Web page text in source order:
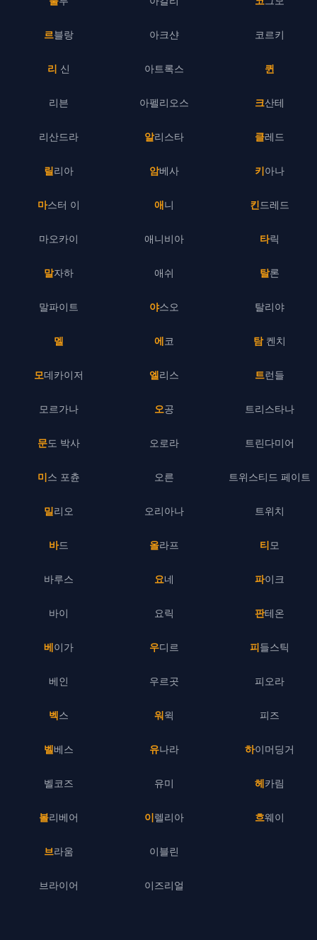
르블랑
리 신
리븐
리산드라
릴리아
마스터 이
마오카이
말자하
말파이트
멜
모데카이저
모르가나
문도 박사
미스 포츈
밀리오
바드
바루스
바이
베이가
베인
벡스
벨베스
벨코즈
볼리베어
브라움
브라이어
아크샨
아트록스
아펠리오스
알리스타
암베사
애니
애니비아
애쉬
야스오
에코
엘리스
오공
오로라
오른
오리아나
올라프
요네
요릭
우디르
우르곳
워윅
유나라
유미
이렐리아
이블린
이즈리얼
코르키
퀸
크산테
클레드
키아나
킨드레드
타릭
탈론
탈리야
탐 켄치
트런들
트리스타나
트린다미어
트위스티드 페이트
트위치
티모
파이크
판테온
피들스틱
피오라
피즈
하이머딩거
헤카림
흐웨이